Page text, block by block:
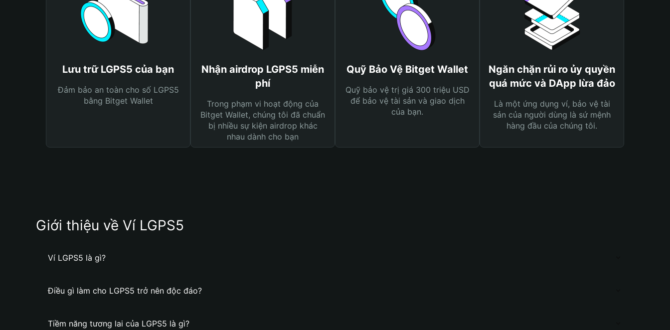
Lưu trữ LGPS5 của bạn
Đảm bảo an toàn cho số LGPS5
bằng Bitget Wallet
Nhận airdrop LGPS5 miễn
phí
Trong phạm vi hoạt động của
Bitget Wallet, chúng tôi đã chuẩn
bị nhiều sự kiện airdrop khác
nhau dành cho bạn
Quỹ Bảo Vệ Bitget Wallet
Quỹ bảo vệ trị giá 300 triệu USD
để bảo vệ tài sản và giao dịch
của bạn.
Ngăn chặn rủi ro ủy quyền
quá mức và DApp lừa đảo
Là một ứng dụng ví, bảo vệ tài
sản của người dùng là sứ mệnh
hàng đầu của chúng tôi.
Giới thiệu về Ví LGPS5
Ví LGPS5 là gì?
Điều gì làm cho LGPS5 trở nên độc đáo?
Tiềm năng tương lai của LGPS5 là gì?